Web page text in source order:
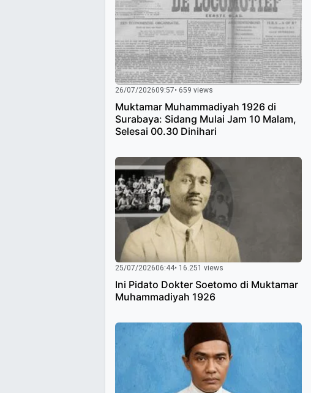
26/07/202609:57• 659 views
Muktamar Muhammadiyah 1926 di
Surabaya: Sidang Mulai Jam 10 Malam,
Selesai 00.30 Dinihari
25/07/202606:44• 16.251 views
Ini Pidato Dokter Soetomo di Muktamar
Muhammadiyah 1926